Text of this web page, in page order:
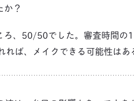
？
ろ、50/50でした。審査時間の
れば、メイクできる可能性はあ